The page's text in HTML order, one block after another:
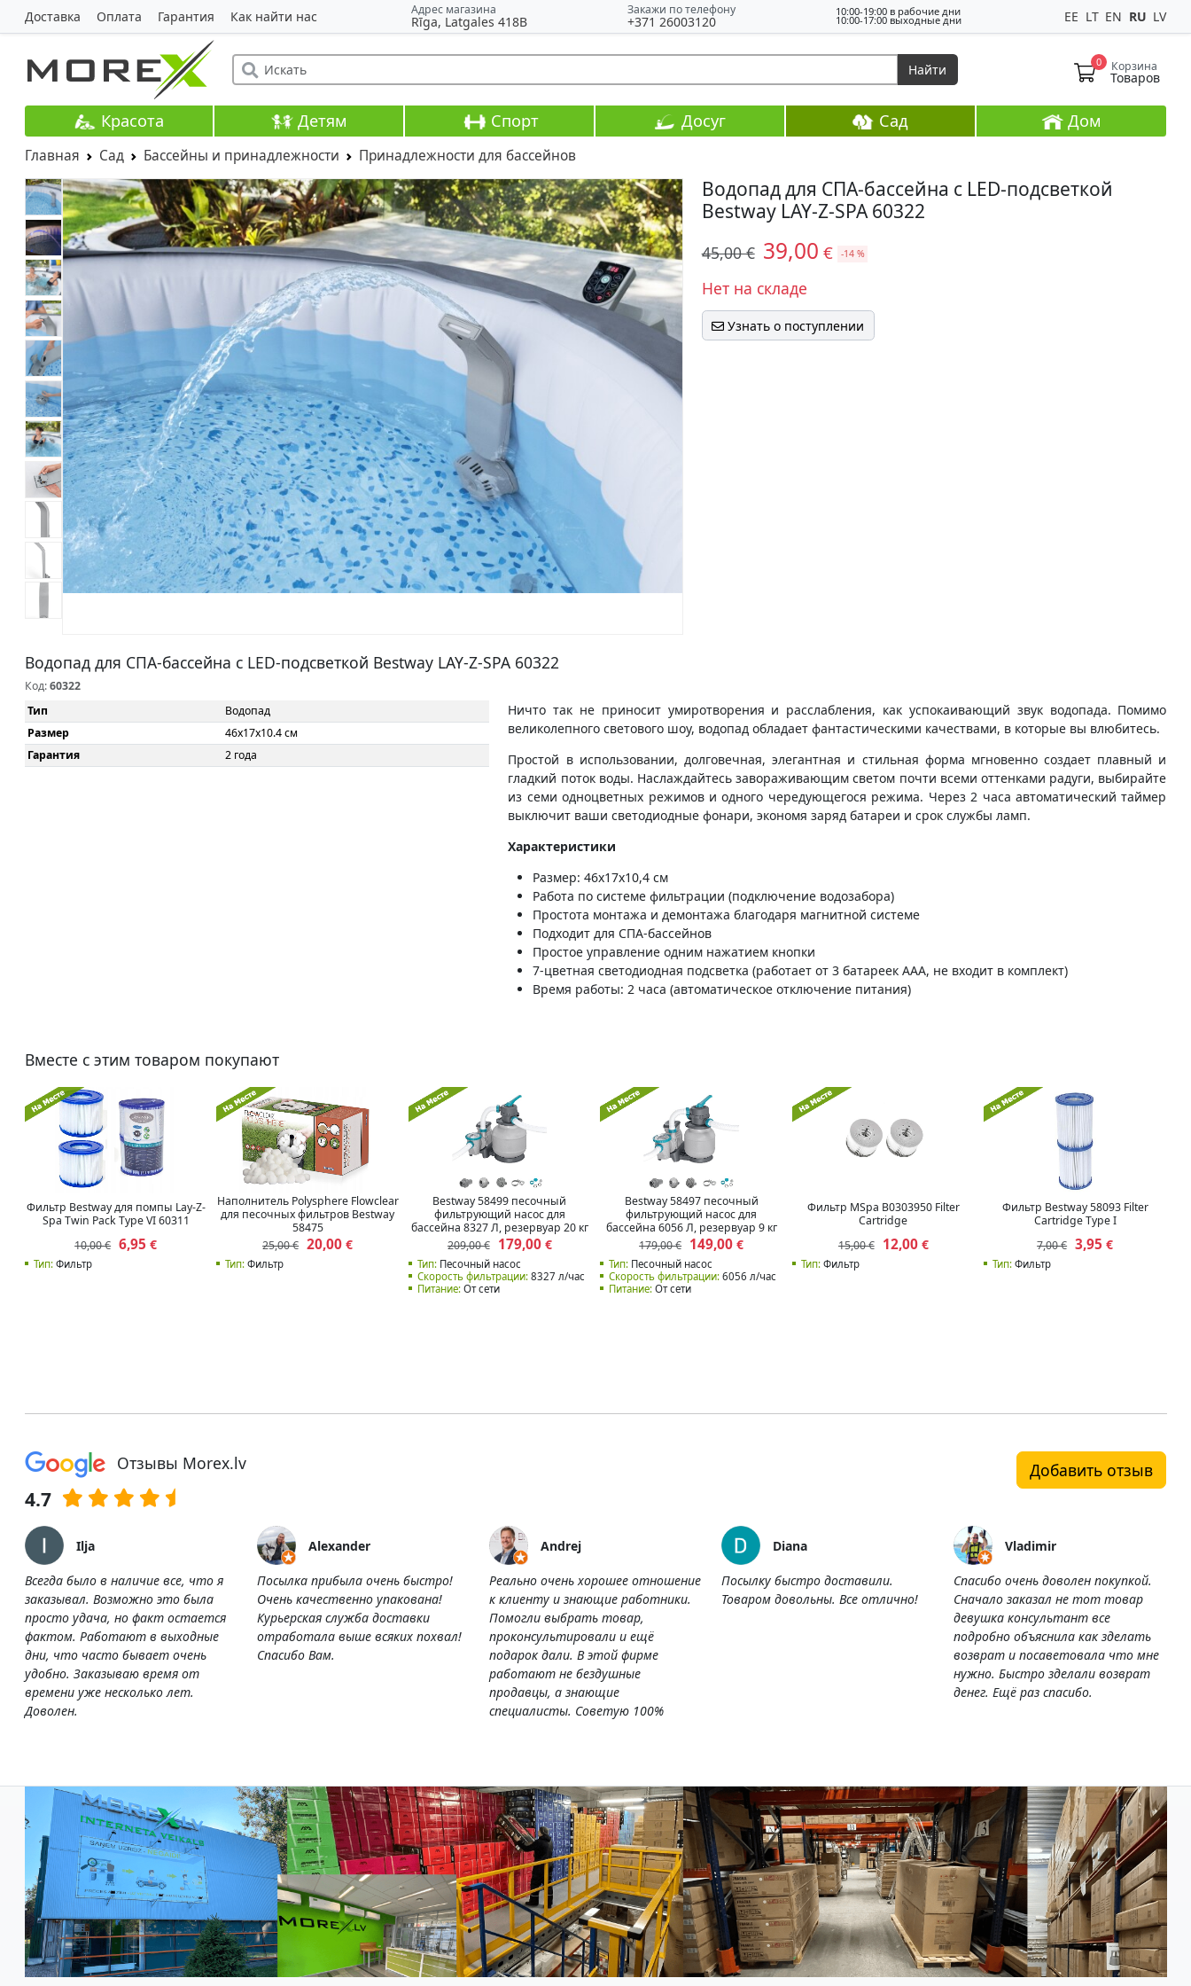
Доставка Оплата Гарантия Как найти нас Адрес магазина
Rīga, Latgales 418B
Закажи по телефону
+371 26003120
10:00-19:00 в рабочие дни
10:00-17:00 выходные дни EE LT EN RU LV
0 Корзина
Товаров
Найти
Красота Детям Спорт Досуг Сад Дом
Главная Сад Бассейны и принадлежности Принадлежности для бассейнов
Водопад для СПА-бассейна с LED-подсветкой
Bestway LAY-Z-SPA 60322
45,00 € 39,00 € -14 %
Нет на складе
Узнать о поступлении
Водопад для СПА-бассейна с LED-подсветкой Bestway LAY-Z-SPA 60322
Код:60322
Тип
Водопад
Размер
46x17x10.4 см
Гарантия
2 года
Ничто так не приносит умиротворения и расслабления, как успокаивающий звук водопада. Помимо
великолепного светового шоу, водопад обладает фантастическими качествами, в которые вы влюбитесь.
Простой в использовании, долговечная, элегантная и стильная форма мгновенно создает плавный и
гладкий поток воды. Наслаждайтесь завораживающим светом почти всеми оттенками радуги, выбирайте
из семи одноцветных режимов и одного чередующегося режима. Через 2 часа автоматический таймер
выключит ваши светодиодные фонари, экономя заряд батареи и срок службы ламп.
Характеристики
Размер: 46х17х10,4 см
Работа по системе фильтрации (подключение водозабора)
Простота монтажа и демонтажа благодаря магнитной системе
Подходит для СПА-бассейнов
Простое управление одним нажатием кнопки
7-цветная светодиодная подсветка (работает от 3 батареек ААА, не входит в комплект)
Время работы: 2 часа (автоматическое отключение питания)
Вместе с этим товаром покупают
Фильтр Bestway для помпы Lay-Z-
Spa Twin Pack Type VI 60311
10,00 € 6,95 €
Тип:Фильтр
Наполнитель Polysphere Flowclear
для песочных фильтров Bestway
58475
25,00 € 20,00 €
Тип: Фильтр
Bestway 58499 песочный
фильтрующий насос для
бассейна 8327 Л, резервуар 20 кг
209,00 €
179,00€
Тип:Песочный насос
Скорость фильтрации:8327 л/час
Питание:От сети
Bestway 58497 песочный
фильтрующий насос для
бассейна 6056 Л, резервуар 9 кг
179,00 € 149,00 €
Тип: Песочный насос
Скорость фильтрации: 6056 л/час
Питание: От сети
Фильтр MSpa B0303950 Filter
Cartridge
15,00 €
12,00€
Тип:Фильтр
Фильтр Bestway 58093 Filter
Cartridge Type I
7,00 € 3,95 €
Тип: Фильтр
Отзывы Morex.lv
4.7
Добавить отзыв
Ilja
Всегда было в наличие все, что я
заказывал. Возможно это была
просто удача, но факт остается
фактом. Работают в выходные
дни, что часто бывает очень
удобно. Заказываю время от
времени уже несколько лет.
Доволен.
Alexander
Посылка прибыла очень быстро!
Очень качественно упакована!
Курьерская служба доставки
отработала выше всяких похвал!
Спасибо Вам.
Andrej
Реально очень хорошее отношение
к клиенту и знающие работники.
Помогли выбрать товар,
проконсультировали и ещё
подарок дали. В этой фирме
работают не бездушные
продавцы, а знающие
специалисты. Советую 100%
Diana
Посылку быстро доставили.
Товаром довольны. Все отлично!
Vladimir
Спасибо очень доволен покупкой.
Сначало заказал не тот товар
девушка консультант все
подробно объяснила как зделать
возврат и посаветовала что мне
нужно. Быстро зделали возврат
денег. Ещё раз спасибо.